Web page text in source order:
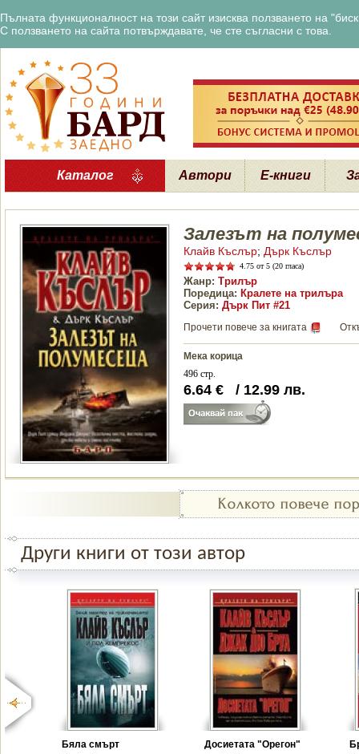
Пълната функционалност на този сайт изисква ползването на
С ползването на сайта потвърждавате, че сте съгласни с това.
Каталог Автори Е-книги
Залезът на
Клайв Къслър; Дърк Къслър
4.75 от 5 (20 гласа)
Жанр: Трилър
Поредица: Кралете на трилъра
Серия: Дърк Пит #21
Прочети повече за книгата
Мека корица
496 стр.
6.64 € / 12.99 лв.
Други книги от този автор
Бяла смърт
Досиетата "Орегон"